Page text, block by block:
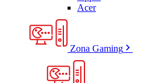
Acer
Zona Gaming